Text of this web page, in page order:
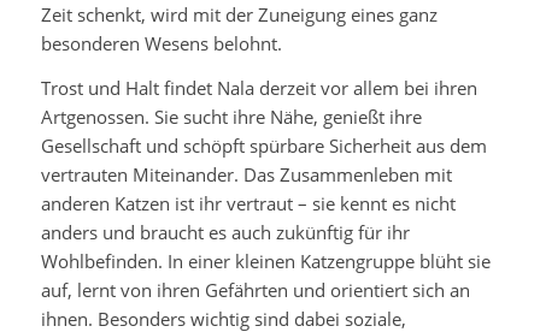
Zeit schenkt, wird mit der Zuneigung eines ganz
besonderen Wesens belohnt.
Trost und Halt findet Nala derzeit vor allem bei ihren
Artgenossen. Sie sucht ihre Nähe, genießt ihre
Gesellschaft und schöpft spürbare Sicherheit aus dem
vertrauten Miteinander. Das Zusammenleben mit
anderen Katzen ist ihr vertraut – sie kennt es nicht
anders und braucht es auch zukünftig für ihr
Wohlbefinden. In einer kleinen Katzengruppe blüht sie
auf, lernt von ihren Gefährten und orientiert sich an
ihnen. Besonders wichtig sind dabei soziale,